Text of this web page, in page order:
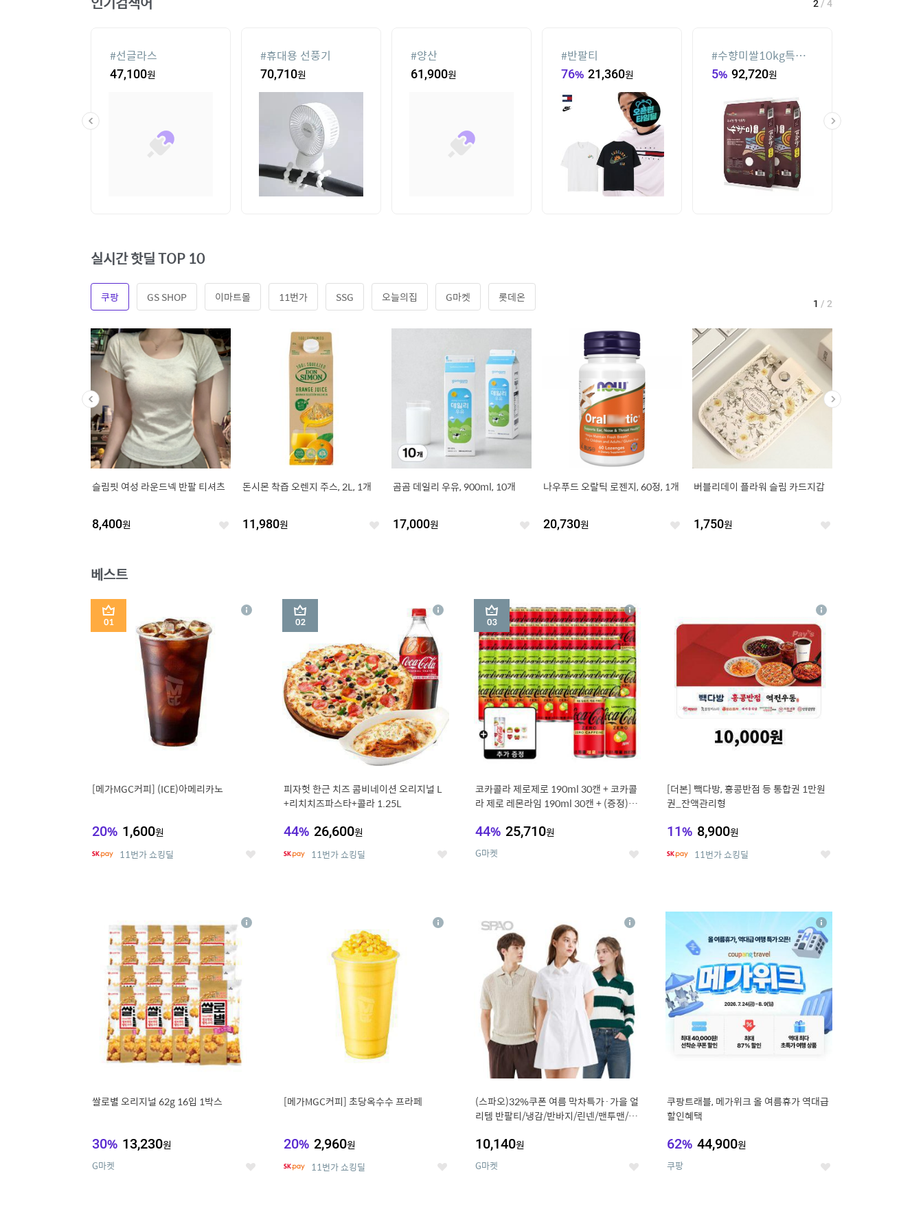
#선글라스
47,100원
#휴대용 선풍기
70,710원
#양산
61,900원
#반팔티
76% 21,360원
#수향미쌀10kg특등
급
5% 92,720원
2 / 4
실시간 핫딜 TOP 10
쿠팡 GS SHOP 이마트몰 11번가 SSG 오늘의집 G마켓 롯데온
슬림핏 여성 라운드넥 반팔 티셔츠
8,400원 좋
돈시몬 착즙 오렌지 주스, 2L, 1개
11,980원 좋
곰곰 데일리 우유, 900ml, 10개
17,000원 좋
나우푸드 오랄틱 로젠지, 60정, 1개
20,730원 좋
버블리데이 플라워 슬림 카드지갑
1,750원 좋
1 / 2
베스트
1
[메가MGC커피] (ICE)아메리카노
20% 1,600원
11번가 쇼킹딜 좋
상
2
피자헛 한근 치즈 콤비네이션 오리지널 L
+리치치즈파스타+콜라 1.25L
44% 26,600원
11번가 쇼킹딜 좋
상
3
코카콜라 제로제로 190ml 30캔 + 코카콜
라 제로 레몬라임 190ml 30캔 + (증정) 콜
44% 25,710원
G마켓 좋
상
세
[더본] 빽다방, 홍콩반점 등 통합권 1만원
권_잔액관리형
11% 8,900원
11번가 쇼킹딜 좋
상
세
쌀로별 오리지널 62g 16입 1박스
30% 13,230원
G마켓 좋
상
[메가MGC커피] 초당옥수수 프라페
20% 2,960원
11번가 쇼킹딜 좋
상
(스파오)32%쿠폰 여름 막차특가·가을 얼
리템 반팔티/냉감/반바지/린넨/맨투맨/슬
10,140원
G마켓 좋
상
8
쿠팡트래블, 메가위크 올 여름휴가 역대급
할인혜택
62% 44,900원
쿠팡 좋
상
세